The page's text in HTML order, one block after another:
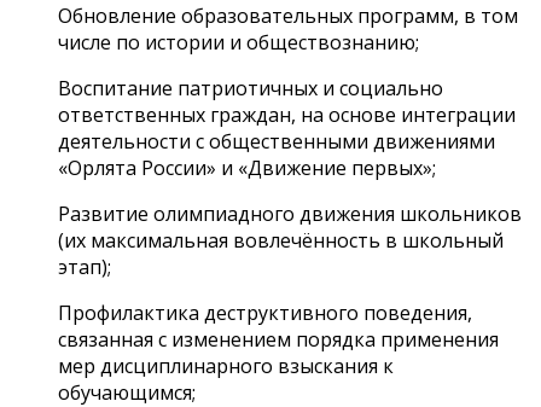
Обновление образовательных программ, в том
числе по истории и обществознанию;
Воспитание патриотичных и социально
ответственных граждан, на основе интеграции
деятельности с общественными движениями
«Орлята России» и «Движение первых»;
Развитие олимпиадного движения школьников
(их максимальная вовлечённость в школьный
этап);
Профилактика деструктивного поведения,
связанная с изменением порядка применения
мер дисциплинарного взыскания к
обучающимся;